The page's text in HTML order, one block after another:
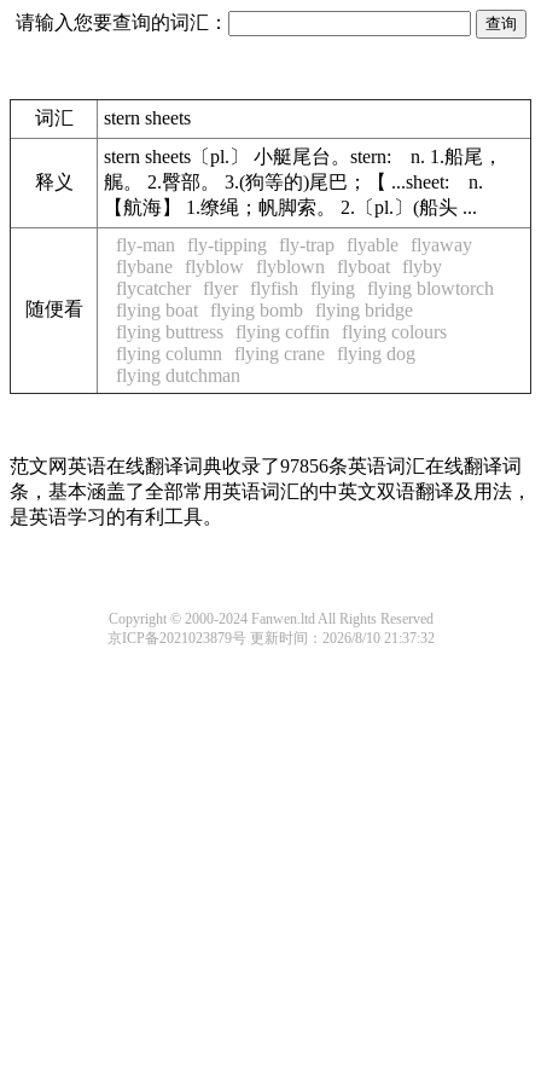
请输入您要查询的词汇：
词汇 stern sheets
释义
stern sheets〔pl.〕 小艇尾台。stern: n. 1.船尾，
艉。 2.臀部。 3.(狗等的)尾巴；【 ...sheet: n.
【航海】 1.缭绳；帆脚索。 2.〔pl.〕(船头 ...
随便看
fly-man fly-tipping fly-trap flyable
flyaway
flybane
flyblow flyblown flyboat
flyby
flycatcher
flyer flyfish flying
flying blowtorch
flying boat
flying bomb
flying bridge
flying buttress
flying coffin
flying colours
flying column
flying crane
flying dog
flying dutchman
范文网英语在线翻译词典收录了97856条英语词汇在线翻译词
条，基本涵盖了全部常用英语词汇的中英文双语翻译及用法，
是英语学习的有利工具。
Copyright © 2000-2024 Fanwen.ltd All Rights Reserved
京ICP备2021023879号更新时间：2026/8/10 21:37:32